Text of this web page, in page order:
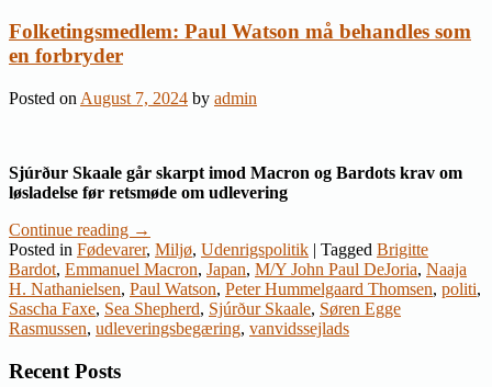
Folketingsmedlem: Paul Watson må behandles som
en forbryder
Posted on August 7, 2024 by admin
Sjúrður Skaale går skarpt imod Macron og Bardots krav om
løsladelse før retsmøde om udlevering
Continue reading →
Posted in Fødevarer, Miljø, Udenrigspolitik | Tagged Brigitte
Bardot, Emmanuel Macron, Japan, M/Y John Paul DeJoria, Naaja
H. Nathanielsen, Paul Watson, Peter Hummelgaard Thomsen, politi,
Sascha Faxe, Sea Shepherd, Sjúrður Skaale, Søren Egge
Rasmussen, udleveringsbegæring, vanvidssejlads
Recent Posts